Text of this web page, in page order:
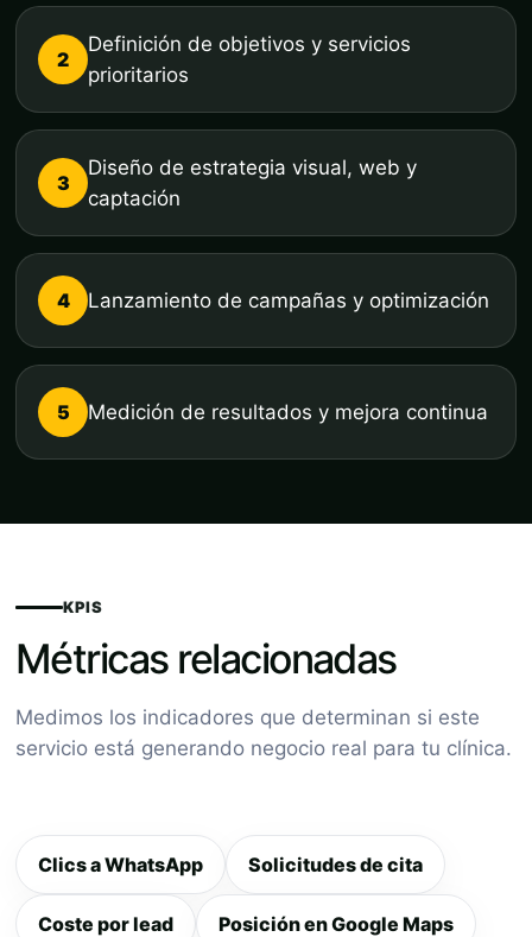
2
Definición de objetivos y servicios
prioritarios
3
Diseño de estrategia visual, web y
captación
4 Lanzamiento de campañas y optimización
5 Medición de resultados y mejora continua
KPIS
Métricas relacionadas
Medimos los indicadores que determinan si este
servicio está generando negocio real para tu clínica.
Clics a WhatsApp Solicitudes de cita
Coste por lead Posición en Google Maps